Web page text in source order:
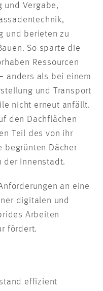
und Vergabe,
und berieten zu
So sparte die
Ressourcen
anders als bei einem
und Transport
nicht erneut anfällt.
den Dachflächen
Teil des von ihr
begrünten Dächer
der Innenstadt.
an eine
digitalen und
Arbeiten
fördert.
effizient